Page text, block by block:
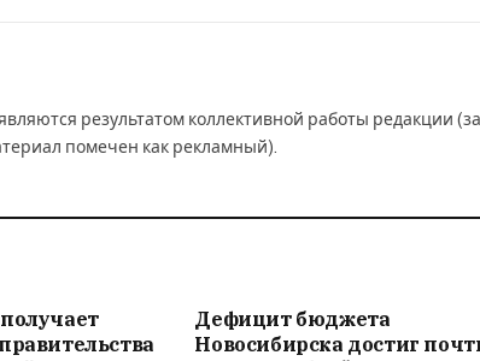
результатом коллективной работы редакции (за
помечен как рекламный).
Дефицит бюджета
Новосибирска достиг